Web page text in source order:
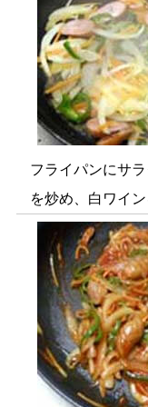
フライパンにサ
を炒め、白ワイン